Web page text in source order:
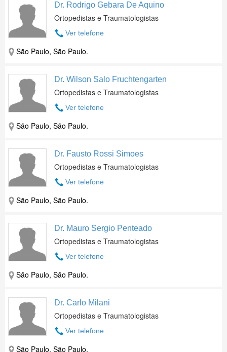
Dr. Rodrigo Gebara De Aquino
Ortopedistas e Traumatologistas
Ver telefone
São Paulo, São Paulo.
Dr. Wilson Salo Fruchtengarten
Ortopedistas e Traumatologistas
Ver telefone
São Paulo, São Paulo.
Dr. Fausto Rossi Simoes
Ortopedistas e Traumatologistas
Ver telefone
São Paulo, São Paulo.
Dr. Mauro Sergio Penteado
Ortopedistas e Traumatologistas
Ver telefone
São Paulo, São Paulo.
Dr. Carlo Milani
Ortopedistas e Traumatologistas
Ver telefone
São Paulo, São Paulo.